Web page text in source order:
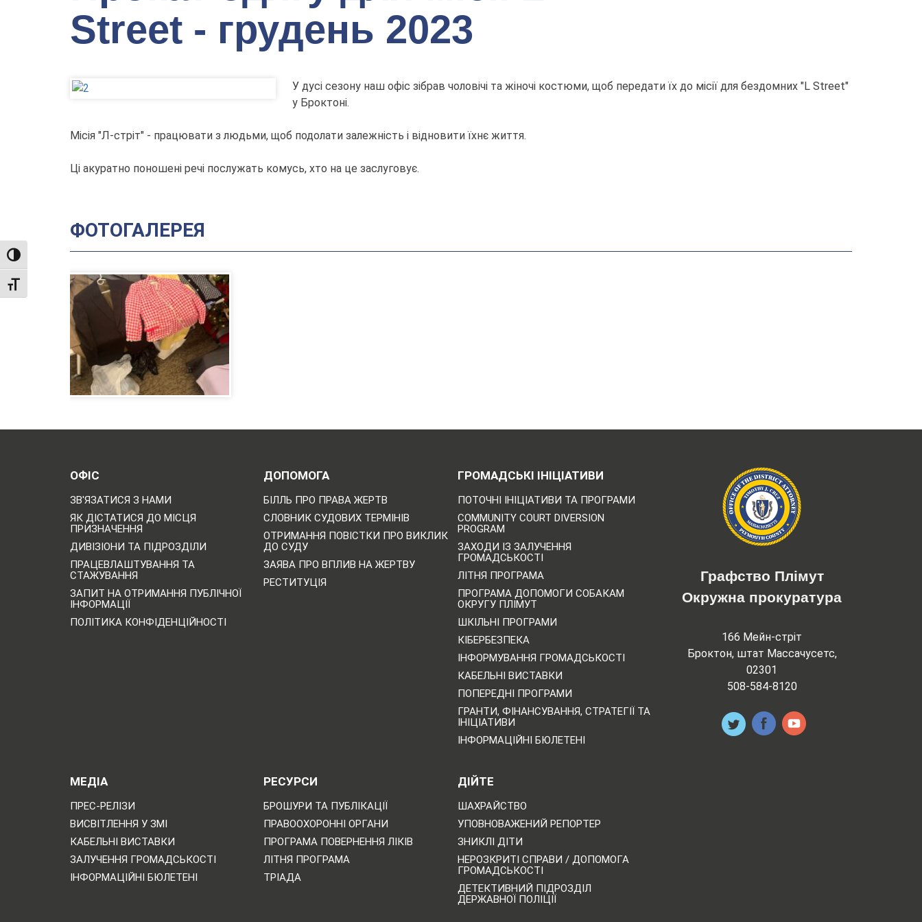
TOGGLE HIGH CONTRAST
TOGGLE FONT SIZE
Street - грудень 2023
У дусі сезону наш офіс зібрав чоловічі та жіночі костюми, щоб передати їх до місії для бездомних "L Street"
у Броктоні.
Місія "Л-стріт" - працювати з людьми, щоб подолати залежність і відновити їхнє життя.
Ці акуратно поношені речі послужать комусь, хто на це заслуговує.
ФОТОГАЛЕРЕЯ
ОФІС
ЗВ'ЯЗАТИСЯ З НАМИ
ЯК ДІСТАТИСЯ ДО МІСЦЯ
ПРИЗНАЧЕННЯ
ДИВІЗІОНИ ТА ПІДРОЗДІЛИ
ПРАЦЕВЛАШТУВАННЯ ТА
СТАЖУВАННЯ
ЗАПИТ НА ОТРИМАННЯ ПУБЛІЧНОЇ
ІНФОРМАЦІЇ
ПОЛІТИКА КОНФІДЕНЦІЙНОСТІ
ДОПОМОГА
БІЛЛЬ ПРО ПРАВА ЖЕРТВ
СЛОВНИК СУДОВИХ ТЕРМІНІВ
ОТРИМАННЯ ПОВІСТКИ ПРО ВИКЛИК
ДО СУДУ
ЗАЯВА ПРО ВПЛИВ НА ЖЕРТВУ
РЕСТИТУЦІЯ
ГРОМАДСЬКІ ІНІЦІАТИВИ
ПОТОЧНІ ІНІЦІАТИВИ ТА ПРОГРАМИ
COMMUNITY COURT DIVERSION
PROGRAM
ЗАХОДИ ІЗ ЗАЛУЧЕННЯ
ГРОМАДСЬКОСТІ
ЛІТНЯ ПРОГРАМА
ПРОГРАМА ДОПОМОГИ СОБАКАМ
ОКРУГУ ПЛІМУТ
ШКІЛЬНІ ПРОГРАМИ
КІБЕРБЕЗПЕКА
ІНФОРМУВАННЯ ГРОМАДСЬКОСТІ
КАБЕЛЬНІ ВИСТАВКИ
ПОПЕРЕДНІ ПРОГРАМИ
ГРАНТИ, ФІНАНСУВАННЯ, СТРАТЕГІЇ ТА
ІНІЦІАТИВИ
ІНФОРМАЦІЙНІ БЮЛЕТЕНІ
МЕДІА
ПРЕС-РЕЛІЗИ
ВИСВІТЛЕННЯ У ЗМІ
КАБЕЛЬНІ ВИСТАВКИ
ЗАЛУЧЕННЯ ГРОМАДСЬКОСТІ
ІНФОРМАЦІЙНІ БЮЛЕТЕНІ
РЕСУРСИ
БРОШУРИ ТА ПУБЛІКАЦІЇ
ПРАВООХОРОННІ ОРГАНИ
ПРОГРАМА ПОВЕРНЕННЯ ЛІКІВ
ЛІТНЯ ПРОГРАМА
ТРІАДА
ДІЙТЕ
ШАХРАЙСТВО
УПОВНОВАЖЕНИЙ РЕПОРТЕР
ЗНИКЛІ ДІТИ
НЕРОЗКРИТІ СПРАВИ / ДОПОМОГА
ГРОМАДСЬКОСТІ
ДЕТЕКТИВНИЙ ПІДРОЗДІЛ
ДЕРЖАВНОЇ ПОЛІЦІЇ
Графство Плімут
Окружна прокуратура
166 Мейн-стріт
Броктон, штат Массачусетс,
02301
508-584-8120